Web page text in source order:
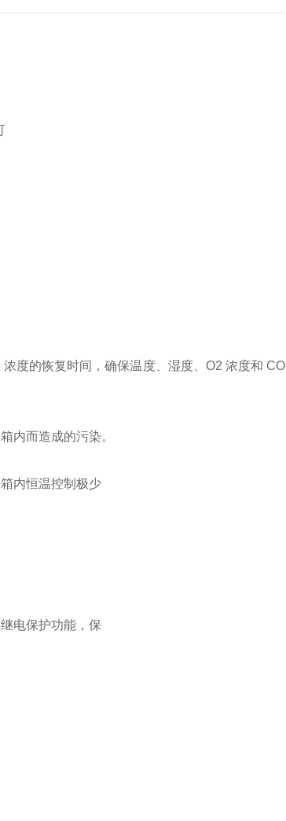
度的恢复时间，确保温度、湿度、O2 浓度和 CO
内而造成的污染。
内恒温控制极少
电保护功能，保